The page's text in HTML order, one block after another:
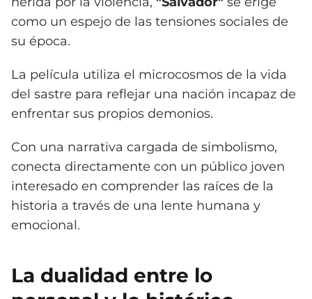
como un espejo de las tensiones sociales de
su época.
La película utiliza el microcosmos de la vida
del sastre para reflejar una nación incapaz de
enfrentar sus propios demonios.
Con una narrativa cargada de simbolismo,
conecta directamente con un público joven
interesado en comprender las raíces de la
historia a través de una lente humana y
emocional.
La dualidad entre lo